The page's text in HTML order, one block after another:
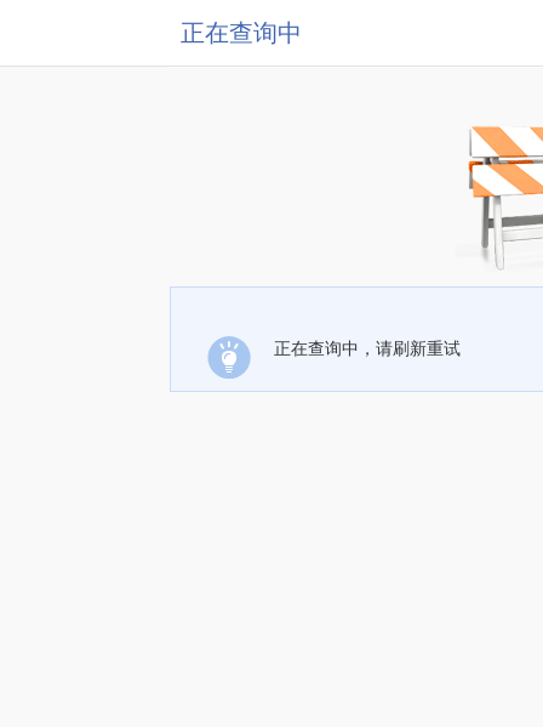
正在查询中
正在查询中，请刷新重试